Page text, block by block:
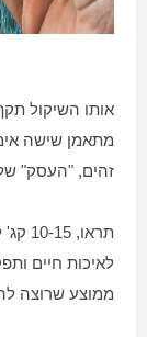
אותו השיקול
מתאמן שישה
זהים, "העסק" של
לאיכות חיים
ממוצע שרוצה